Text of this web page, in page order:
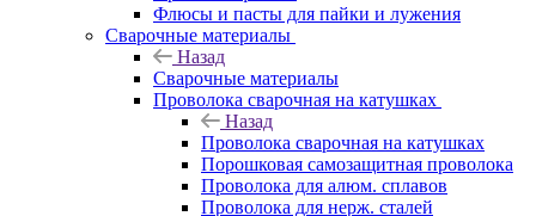
Флюсы и пасты для пайки и лужения
Сварочные материалы
Назад
Сварочные материалы
Проволока сварочная на катушках
Назад
Проволока сварочная на катушках
Порошковая самозащитная проволока
Проволока для алюм. сплавов
Проволока для нерж. сталей